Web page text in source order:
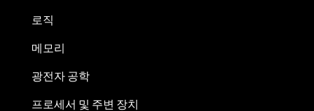
로직
메모리
광전자 공학
프로세서 및 주변 장치